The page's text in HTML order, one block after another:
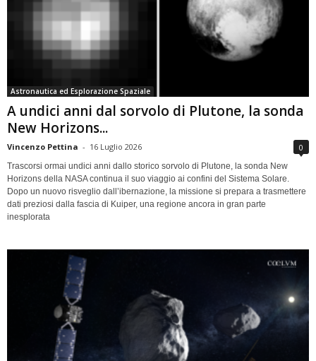
Astronautica ed Esplorazione Spaziale
A undici anni dal sorvolo di Plutone, la sonda
New Horizons...
Vincenzo Pettina - 16 Luglio 2026 0
Trascorsi ormai undici anni dallo storico sorvolo di Plutone, la sonda New
Horizons della NASA continua il suo viaggio ai confini del Sistema Solare.
Dopo un nuovo risveglio dall’ibernazione, la missione si prepara a trasmettere
dati preziosi dalla fascia di Kuiper, una regione ancora in gran parte
inesplorata